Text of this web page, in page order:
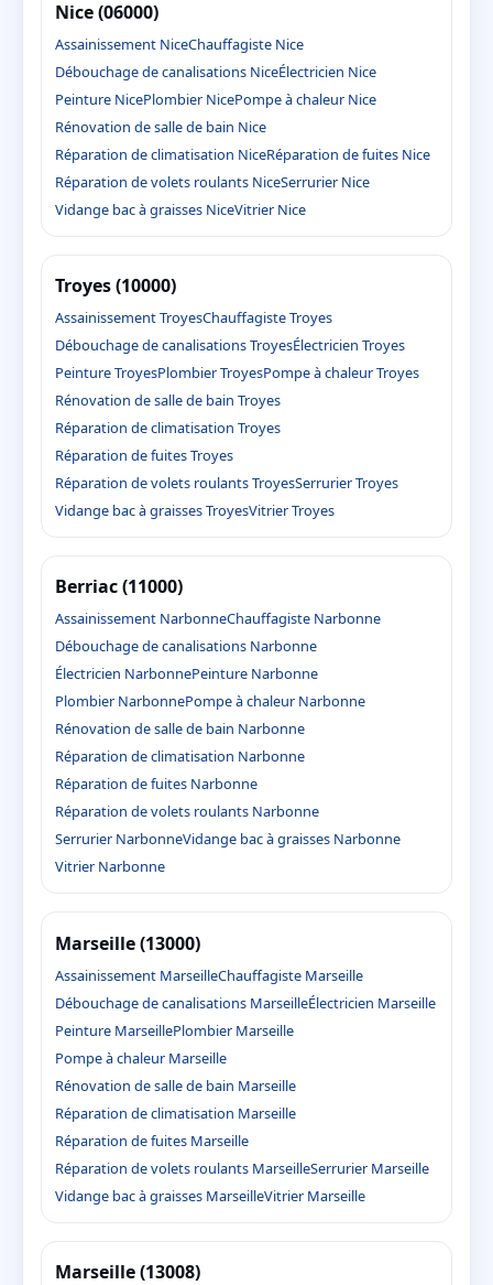
Nice (06000)
Assainissement NiceChauffagiste Nice
Débouchage de canalisations NiceÉlectricien Nice
Peinture NicePlombier NicePompe à chaleur Nice
Rénovation de salle de bain Nice
Réparation de climatisation NiceRéparation de fuites Nice
Réparation de volets roulants NiceSerrurier Nice
Vidange bac à graisses NiceVitrier Nice
Troyes (10000)
Assainissement TroyesChauffagiste Troyes
Débouchage de canalisations TroyesÉlectricien Troyes
Peinture TroyesPlombier TroyesPompe à chaleur Troyes
Rénovation de salle de bain Troyes
Réparation de climatisation Troyes
Réparation de fuites Troyes
Réparation de volets roulants TroyesSerrurier Troyes
Vidange bac à graisses TroyesVitrier Troyes
Berriac (11000)
Assainissement NarbonneChauffagiste Narbonne
Débouchage de canalisations Narbonne
Électricien NarbonnePeinture Narbonne
Plombier NarbonnePompe à chaleur Narbonne
Rénovation de salle de bain Narbonne
Réparation de climatisation Narbonne
Réparation de fuites Narbonne
Réparation de volets roulants Narbonne
Serrurier NarbonneVidange bac à graisses Narbonne
Vitrier Narbonne
Marseille (13000)
Assainissement MarseilleChauffagiste Marseille
Débouchage de canalisations MarseilleÉlectricien Marseille
Peinture MarseillePlombier Marseille
Pompe à chaleur Marseille
Rénovation de salle de bain Marseille
Réparation de climatisation Marseille
Réparation de fuites Marseille
Réparation de volets roulants MarseilleSerrurier Marseille
Vidange bac à graisses MarseilleVitrier Marseille
Marseille (13008)